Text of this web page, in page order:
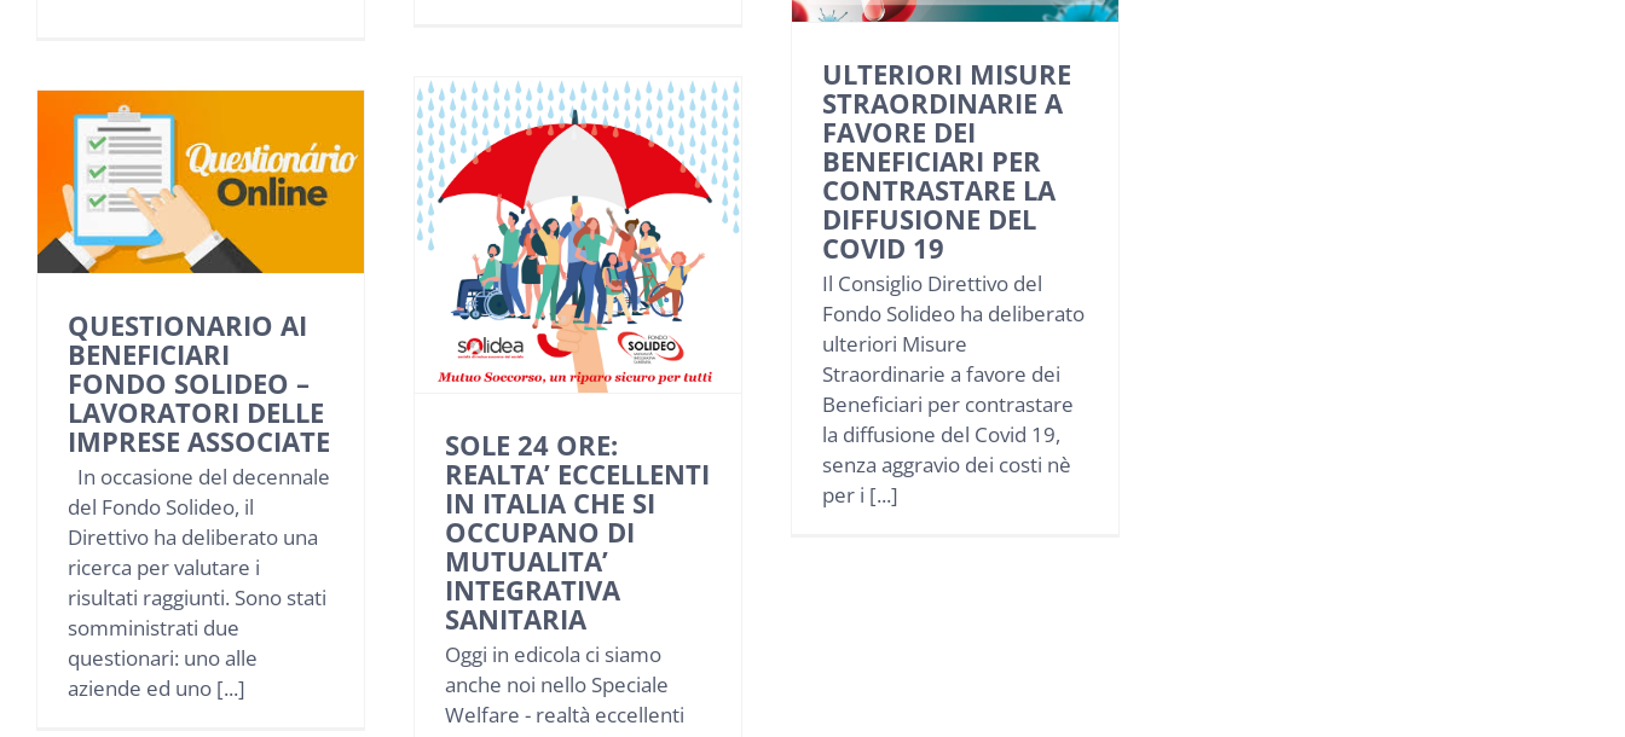
ULTERIORI MISURE
STRAORDINARIE A
FAVORE DEI
BENEFICIARI PER
CONTRASTARE LA
DIFFUSIONE DEL
COVID 19
Il Consiglio Direttivo del
Fondo Solideo ha deliberato
ulteriori Misure
Straordinarie a favore dei
Beneficiari per contrastare
la diffusione del Covid 19,
senza aggravio dei costi nè
per i [...]
SOLE 24 ORE:
REALTA’ ECCELLENTI
IN ITALIA CHE SI
OCCUPANO DI
MUTUALITA’
INTEGRATIVA
SANITARIA
Oggi in edicola ci siamo
anche noi nello Speciale
Welfare - realtà eccellenti
QUESTIONARIO AI
BENEFICIARI
FONDO SOLIDEO –
LAVORATORI DELLE
IMPRESE ASSOCIATE
In occasione del decennale
del Fondo Solideo, il
Direttivo ha deliberato una
ricerca per valutare i
risultati raggiunti. Sono stati
somministrati due
questionari: uno alle
aziende ed uno [...]